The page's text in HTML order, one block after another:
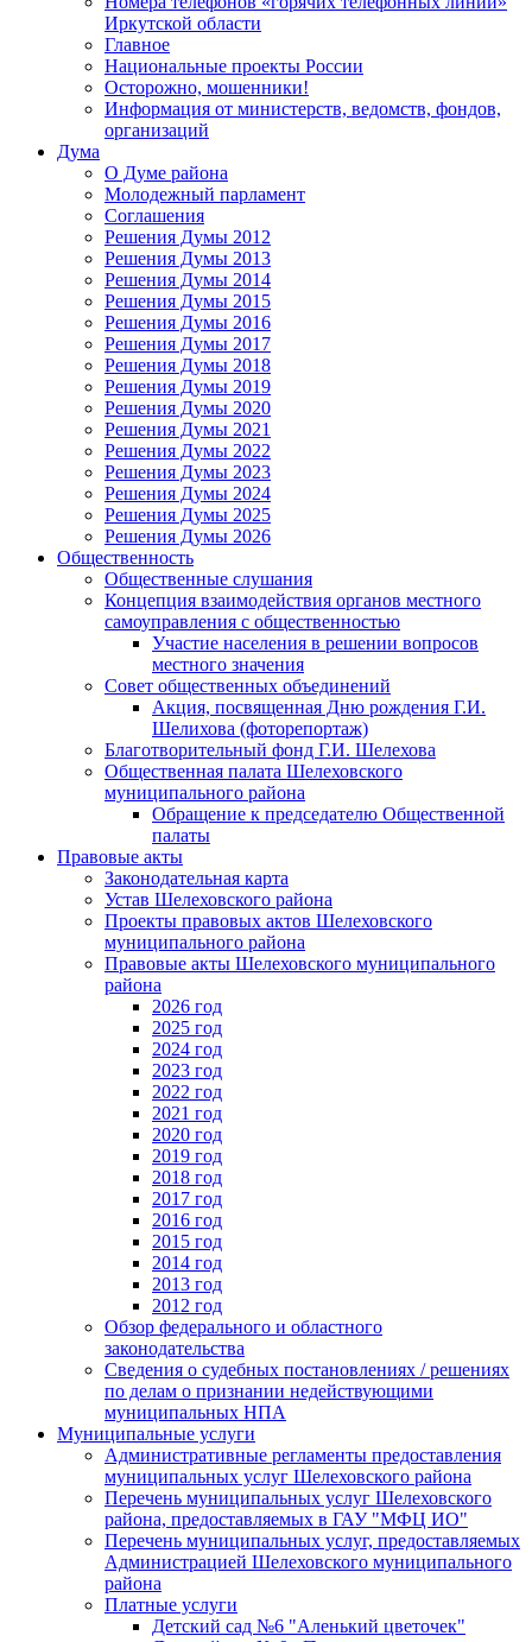
Иркутской области
Главное
Национальные проекты России
Осторожно, мошенники!
Информация от министерств, ведомств, фондов,
организаций
Дума
О Думе района
Молодежный парламент
Соглашения
Решения Думы 2012
Решения Думы 2013
Решения Думы 2014
Решения Думы 2015
Решения Думы 2016
Решения Думы 2017
Решения Думы 2018
Решения Думы 2019
Решения Думы 2020
Решения Думы 2021
Решения Думы 2022
Решения Думы 2023
Решения Думы 2024
Решения Думы 2025
Решения Думы 2026
Общественность
Общественные слушания
Концепция взаимодействия органов местного
самоуправления с общественностью
Участие населения в решении вопросов
местного значения
Совет общественных объединений
Акция, посвященная Дню рождения Г.И.
Шелихова (фоторепортаж)
Благотворительный фонд Г.И. Шелехова
Общественная палата Шелеховского
муниципального района
Обращение к председателю Общественной
палаты
Правовые акты
Законодательная карта
Устав Шелеховского района
Проекты правовых актов Шелеховского
муниципального района
Правовые акты Шелеховского муниципального
района
2026 год
2025 год
2024 год
2023 год
2022 год
2021 год
2020 год
2019 год
2018 год
2017 год
2016 год
2015 год
2014 год
2013 год
2012 год
Обзор федерального и областного
законодательства
Сведения о судебных постановлениях / решениях
по делам о признании недействующими
муниципальных НПА
Муниципальные услуги
Административные регламенты предоставления
муниципальных услуг Шелеховского района
Перечень муниципальных услуг Шелеховского
района, предоставляемых в ГАУ "МФЦ ИО"
Перечень муниципальных услуг, предоставляемых
Администрацией Шелеховского муниципального
района
Платные услуги
Детский сад №6 "Аленький цветочек"